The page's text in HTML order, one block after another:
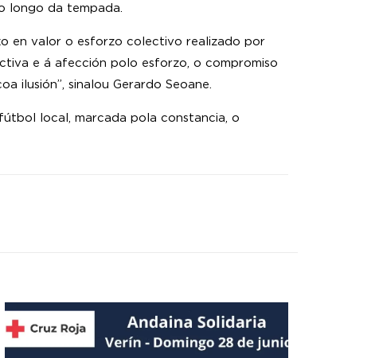
longo da tempada.
en valor o esforzo colectivo realizado por
e á afección polo esforzo, o compromiso
ilusión”, sinalou Gerardo Seoane.
local, marcada pola constancia, o